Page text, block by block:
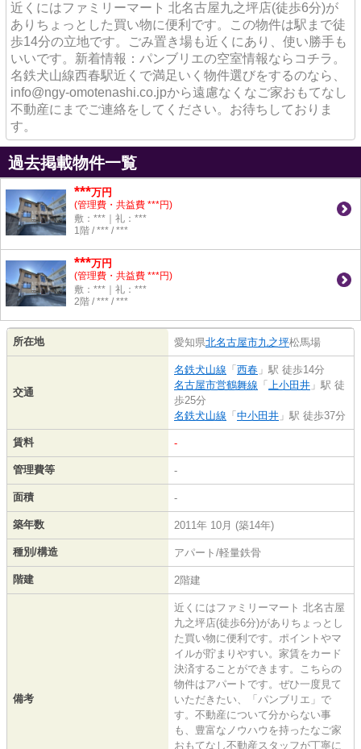
近くにはファミリーマート 北名古屋九之坪店(徒歩6分)が
ありちょっとした買い物に便利です。この物件は駅まで徒
歩14分の立地です。ごみ置き場も近くにあり、使い勝手も
いいです。新着情報：パンブリエの空室情報ならコチラ。
名鉄犬山線西春駅近くで満足いく物件選びをするのなら、
info@ngy-omotenashi.co.jpから遠慮なくなご家おもてなし
不動産にまでご連絡をしてください。お待ちしておりま
す。
過去掲載物件一覧
***万円
(管理費・共益費 ***円)
敷：***｜礼：***
1階 / *** / ***
***万円
(管理費・共益費 ***円)
敷：***｜礼：***
2階 / *** / ***
所在地 愛知県北名古屋市九之坪松馬場
交通
名鉄犬山線 「 西春 」駅 徒歩14分
名古屋市営鶴舞線 「 上小田井 」駅 徒
歩25分
名鉄犬山線 「 中小田井 」駅 徒歩37分
賃料 -
管理費等 -
面積 -
築年数 2011年 10月 (築14年)
種別/構造 アパート/軽量鉄骨
階建 2階建
備考
近くにはファミリーマート 北名古屋
九之坪店(徒歩6分)がありちょっとし
た買い物に便利です。ポイントやマ
イルが貯まりやすい。家賃をカード
決済することができます。こちらの
物件はアパートです。ぜひ一度見て
いただきたい、「パンブリエ」で
す。不動産について分からない事
も、豊富なノウハウを持ったなご家
おもてなし不動産スタッフが丁寧に